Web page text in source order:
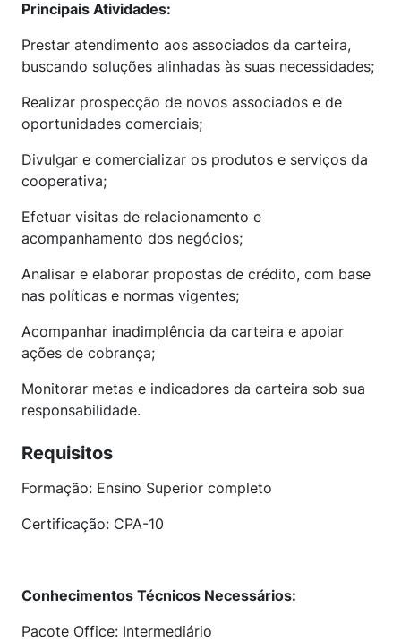
Principais Atividades:
Prestar atendimento aos associados da carteira,
buscando soluções alinhadas às suas necessidades;
Realizar prospecção de novos associados e de
oportunidades comerciais;
Divulgar e comercializar os produtos e serviços da
cooperativa;
Efetuar visitas de relacionamento e
acompanhamento dos negócios;
Analisar e elaborar propostas de crédito, com base
nas políticas e normas vigentes;
Acompanhar inadimplência da carteira e apoiar
ações de cobrança;
Monitorar metas e indicadores da carteira sob sua
responsabilidade.
Requisitos
Formação: Ensino Superior completo
Certificação: CPA-10
Conhecimentos Técnicos Necessários:
Pacote Office: Intermediário